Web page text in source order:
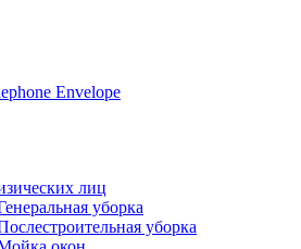
Envelope
лиц
уборка
уборка